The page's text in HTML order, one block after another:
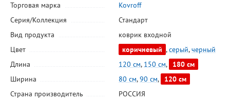
Торговая марка
Kovroff
Серия/Коллекция
Стандарт
Вид продукта
коврик входной
Цвет
коричневый ,серый,черный
Длина
120 см, 150 см,
180 см
Ширина
80 см,90 см,
120 см
Страна производитель
РОССИЯ